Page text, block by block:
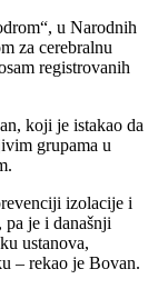
u Narodnih
za cerebralnu
registrovanih
koji je istakao da
grupama u
izolacije i
je i današnji
ustanova,
– rekao je Bovan.